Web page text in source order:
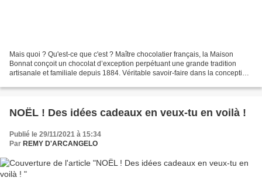
Mais quoi ? Qu'est-ce que c'est ? Maître chocolatier français, la Maison
Bonnat conçoit un chocolat d’exception perpétuant une grande tradition
artisanale et familiale depuis 1884. Véritable savoir-faire dans la conception
NOËL ! Des idées cadeaux en veux-tu en voilà !
Publié le 29/11/2021 à 15:34
Par REMY D'ARCANGELO